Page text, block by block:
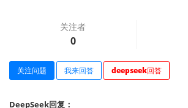
关注者
0
关注问题 我来回答 deepseek回答
DeepSeek回复：